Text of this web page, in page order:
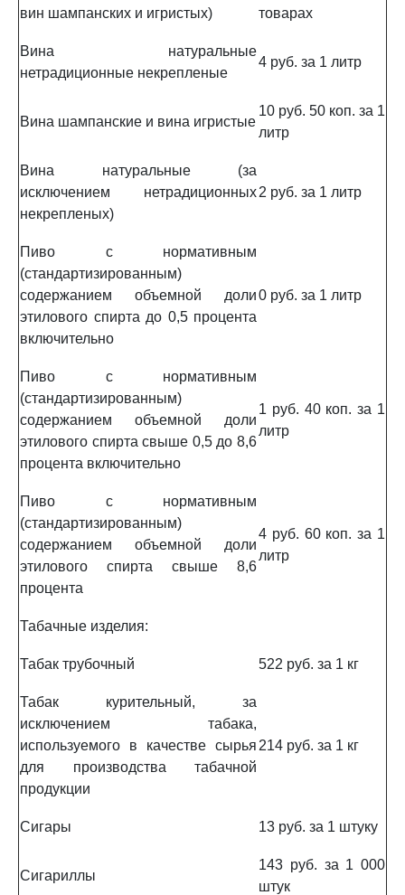
вин шампанских и игристых) товарах
Вина натуральные
нетрадиционные некрепленые
4 руб. за 1 литр
Вина шампанские и вина игристые
10 руб. 50 коп. за 1
литр
Вина натуральные (за
исключением нетрадиционных
некрепленых)
2 руб. за 1 литр
Пиво с нормативным
(стандартизированным)
содержанием объемной доли
этилового спирта до 0,5 процента
включительно
0 руб. за 1 литр
Пиво с нормативным
(стандартизированным)
содержанием объемной доли
этилового спирта свыше 0,5 до 8,6
процента включительно
1 руб. 40 коп. за 1
литр
Пиво с нормативным
(стандартизированным)
содержанием объемной доли
этилового спирта свыше 8,6
процента
4 руб. 60 коп. за 1
литр
Табачные изделия:
Табак трубочный 522 руб. за 1 кг
Табак курительный, за
исключением табака,
используемого в качестве сырья
для производства табачной
продукции
214 руб. за 1 кг
Сигары 13 руб. за 1 штуку
Сигариллы
143 руб. за 1 000
штук